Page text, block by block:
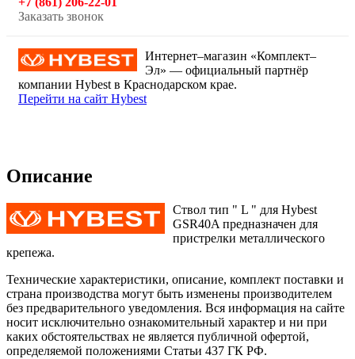
Заказать звонок
Интернет–магазин «Комплект–
Эл» — официальный партнёр
компании Hybest в Краснодарском крае.
Перейти на сайт Hybest
Описание
Ствол тип " L " для Hybest
GSR40A предназначен для
пристрелки металлического
крепежа.
Технические характеристики, описание, комплект поставки и
страна производства могут быть изменены производителем
без предварительного уведомления. Вся информация на сайте
носит исключительно ознакомительный характер и ни при
каких обстоятельствах не является публичной офертой,
определяемой положениями Статьи 437 ГК РФ.